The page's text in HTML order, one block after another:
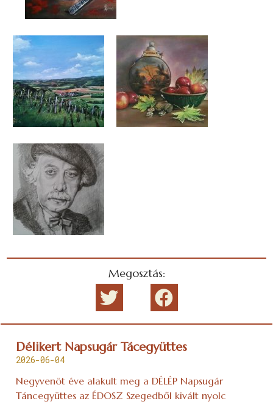
Megosztás:
Délikert Napsugár Tácegyüttes
2026-06-04
Negyvenöt éve alakult meg a DÉLÉP Napsugár
Táncegyüttes az ÉDOSZ Szegedből kivált nyolc